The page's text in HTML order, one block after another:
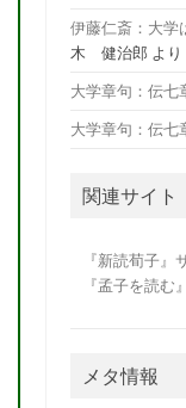
伊藤仁斎：大学
木 健治郎 より
大学章句：伝七
大学章句：伝七
関連サイト
『新読荀子』
『孟子を読む
メタ情報